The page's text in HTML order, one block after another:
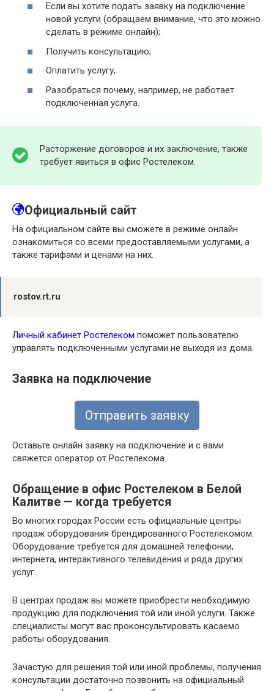
Если вы хотите подать заявку на подключение
новой услуги (обращаем внимание, что это можно
сделать в режиме онлайн);
Получить консультацию;
Оплатить услугу;
Разобраться почему, например, не работает
подключенная услуга.
Расторжение договоров и их заключение, также
требует явиться в офис Ростелеком.
Официальный сайт
На официальном сайте вы сможете в режиме онлайн
ознакомиться со всеми предоставляемыми услугами, а
также тарифами и ценами на них.
rostov.rt.ru
Личный кабинет Ростелеком поможет пользователю
управлять подключенными услугами не выходя из дома.
Заявка на подключение
Отправить заявку
Оставьте онлайн заявку на подключение и с вами
свяжется оператор от Ростелекома.
Обращение в офис Ростелеком в Белой
Калитве — когда требуется
Во многих городах России есть официальные центры
продаж оборудования брендированного Ростелекомом.
Оборудование требуется для домашней телефонии,
интернета, интерактивного телевидения и ряда других
услуг.
В центрах продаж вы можете приобрести необходимую
продукцию для подключения той или иной услуги. Также
специалисты могут вас проконсультировать касаемо
работы оборудования.
Зачастую для решения той или иной проблемы, получения
консультации достаточно позвонить на официальный